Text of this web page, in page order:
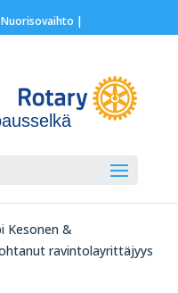
Nuorisovaihto |
Kesonen &
ravintolayrittäjyys